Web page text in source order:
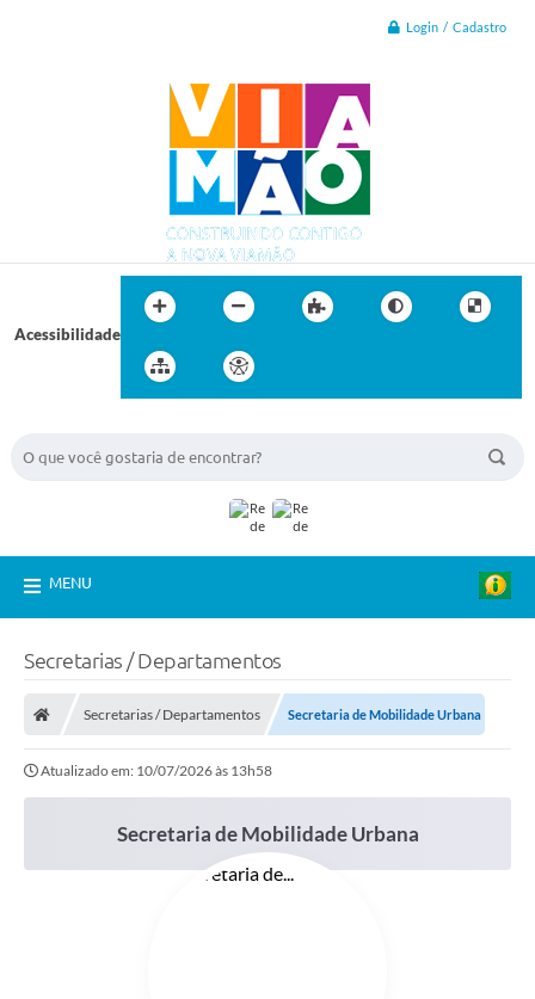
Login / Cadastro
Acessibilidade
MENU
Secretarias / Departamentos
Secretarias / Departamentos Secretaria de Mobilidade Urbana
Atualizado em: 10/07/2026 às 13h58
Secretaria de Mobilidade Urbana